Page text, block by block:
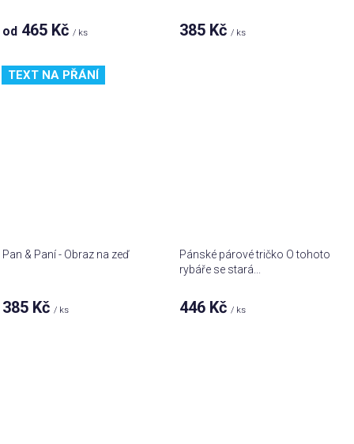
od 465 Kč/ ks 385 Kč/ ks
TEXT NA PŘÁNÍ
Pan & Paní - Obraz na zeď
385 Kč / ks
Pánské párové tričko O tohoto
rybáře se stará...
446 Kč / ks